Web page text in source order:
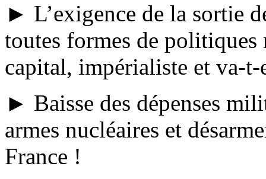
► L’exigence de la sortie
toutes formes de
capital, impérialiste et va-t-
► Baisse des dépenses
armes nucléaires et
France !